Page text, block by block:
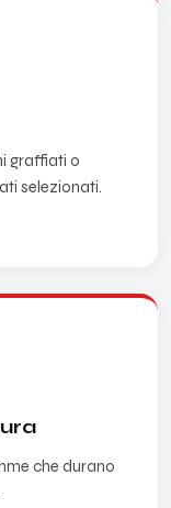
graffiati o
selezionati.
che durano